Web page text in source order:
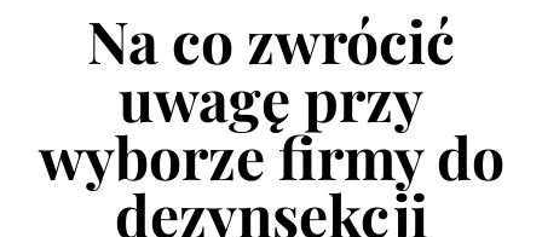
Na co zwrócić
uwagę przy
wyborze firmy do
dezynsekcji